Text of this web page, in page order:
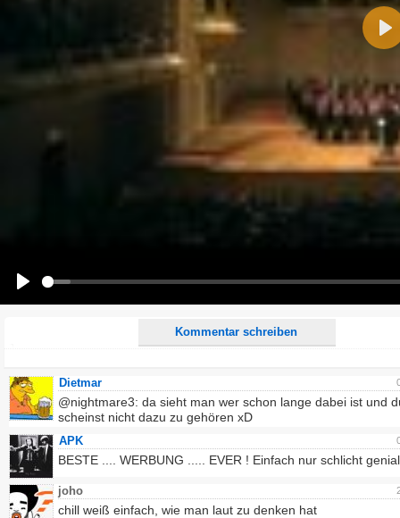
Kommentar schreiben
Kommentar:
Ich möchte eine E-Mail, wenn auf dieser Seite weitere Kommentare erscheinen.
Dietmar
@nightmare3: da sieht man wer schon lange dabei ist und
scheinst nicht dazu zu gehören xD
APK
BESTE .... WERBUNG ..... EVER ! Einfach nur schlicht
joho
chill weiß einfach, wie man laut zu denken hat